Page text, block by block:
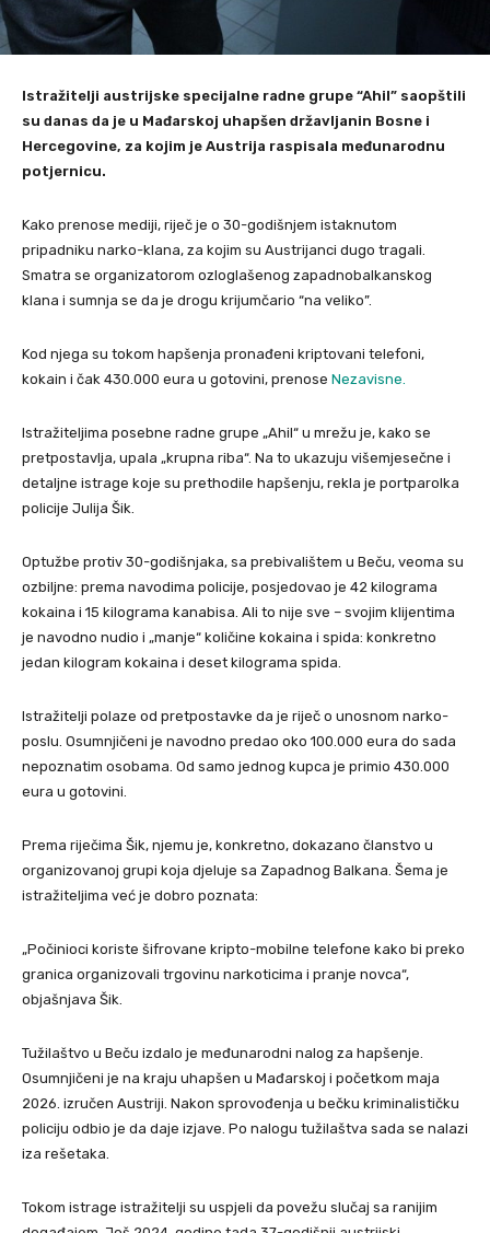
Istražitelji austrijske specijalne radne grupe “Ahil” saopštili
su danas da je u Mađarskoj uhapšen državljanin Bosne i
Hercegovine, za kojim je Austrija raspisala međunarodnu
potjernicu.
Kako prenose mediji, riječ je o 30-godišnjem istaknutom
pripadniku narko-klana, za kojim su Austrijanci dugo tragali.
Smatra se organizatorom ozloglašenog zapadnobalkanskog
klana i sumnja se da je drogu krijumčario “na veliko”.
Kod njega su tokom hapšenja pronađeni kriptovani telefoni,
kokain i čak 430.000 eura u gotovini, prenose Nezavisne.
Istražiteljima posebne radne grupe „Ahil“ u mrežu je, kako se
pretpostavlja, upala „krupna riba“. Na to ukazuju višemjesečne i
detaljne istrage koje su prethodile hapšenju, rekla je portparolka
policije Julija Šik.
Optužbe protiv 30-godišnjaka, sa prebivalištem u Beču, veoma su
ozbiljne: prema navodima policije, posjedovao je 42 kilograma
kokaina i 15 kilograma kanabisa. Ali to nije sve – svojim klijentima
je navodno nudio i „manje“ količine kokaina i spida: konkretno
jedan kilogram kokaina i deset kilograma spida.
Istražitelji polaze od pretpostavke da je riječ o unosnom narko-
poslu. Osumnjičeni je navodno predao oko 100.000 eura do sada
nepoznatim osobama. Od samo jednog kupca je primio 430.000
eura u gotovini.
Prema riječima Šik, njemu je, konkretno, dokazano članstvo u
organizovanoj grupi koja djeluje sa Zapadnog Balkana. Šema je
istražiteljima već je dobro poznata:
„Počinioci koriste šifrovane kripto-mobilne telefone kako bi preko
granica organizovali trgovinu narkoticima i pranje novca“,
objašnjava Šik.
Tužilaštvo u Beču izdalo je međunarodni nalog za hapšenje.
Osumnjičeni je na kraju uhapšen u Mađarskoj i početkom maja
2026. izručen Austriji. Nakon sprovođenja u bečku kriminalističku
policiju odbio je da daje izjave. Po nalogu tužilaštva sada se nalazi
iza rešetaka.
Tokom istrage istražitelji su uspjeli da povežu slučaj sa ranijim